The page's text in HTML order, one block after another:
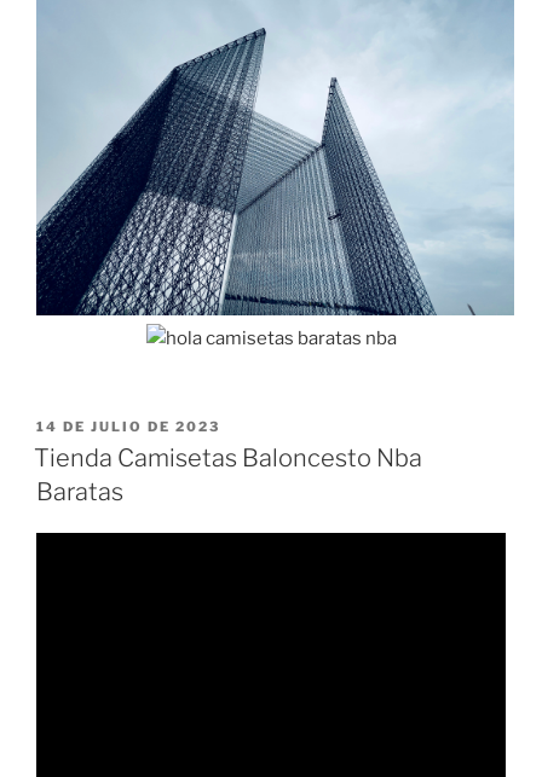
PUBLICADO
EL
14 DE JULIO DE 2023
Tienda Camisetas Baloncesto Nba
Baratas